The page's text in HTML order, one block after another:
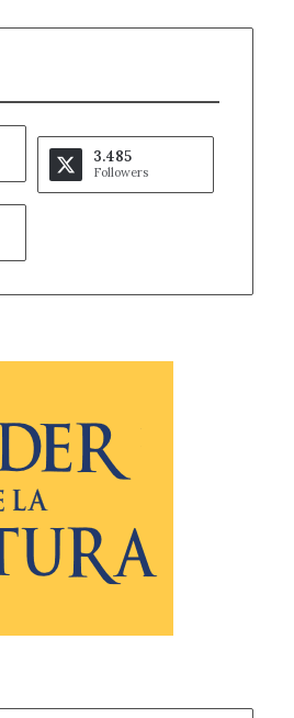
3.485
Followers